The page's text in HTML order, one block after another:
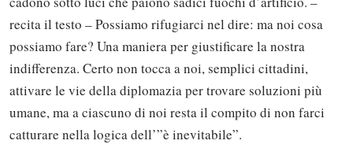
recita il testo – Possiamo rifugiarci nel dire: ma noi cosa
possiamo fare? Una maniera per giustificare la nostra
indifferenza. Certo non tocca a noi, semplici cittadini,
attivare le vie della diplomazia per trovare soluzioni più
umane, ma a ciascuno di noi resta il compito di non farci
catturare nella logica dell’”è inevitabile”.